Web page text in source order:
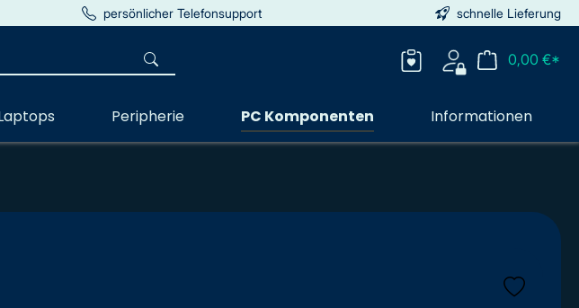
persönlicher Telefonsupport schnelle Lieferung
0,00 €*
Peripherie PC Komponenten Informationen